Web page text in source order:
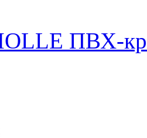
ПВХ-